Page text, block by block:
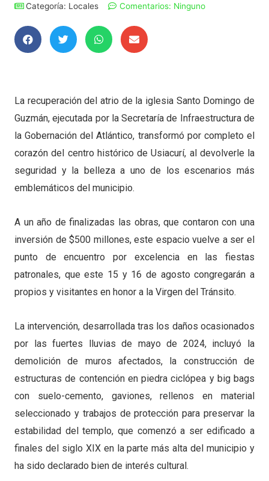
Categoría: Locales Comentarios: Ninguno
La recuperación del atrio de la iglesia Santo Domingo de
Guzmán, ejecutada por la Secretaría de Infraestructura de
la Gobernación del Atlántico, transformó por completo el
corazón del centro histórico de Usiacurí, al devolverle la
seguridad y la belleza a uno de los escenarios más
emblemáticos del municipio.
A un año de finalizadas las obras, que contaron con una
inversión de $500 millones, este espacio vuelve a ser el
punto de encuentro por excelencia en las fiestas
patronales, que este 15 y 16 de agosto congregarán a
propios y visitantes en honor a la Virgen del Tránsito.
La intervención, desarrollada tras los daños ocasionados
por las fuertes lluvias de mayo de 2024, incluyó la
demolición de muros afectados, la construcción de
estructuras de contención en piedra ciclópea y big bags
con suelo-cemento, gaviones, rellenos en material
seleccionado y trabajos de protección para preservar la
estabilidad del templo, que comenzó a ser edificado a
finales del siglo XIX en la parte más alta del municipio y
ha sido declarado bien de interés cultural.